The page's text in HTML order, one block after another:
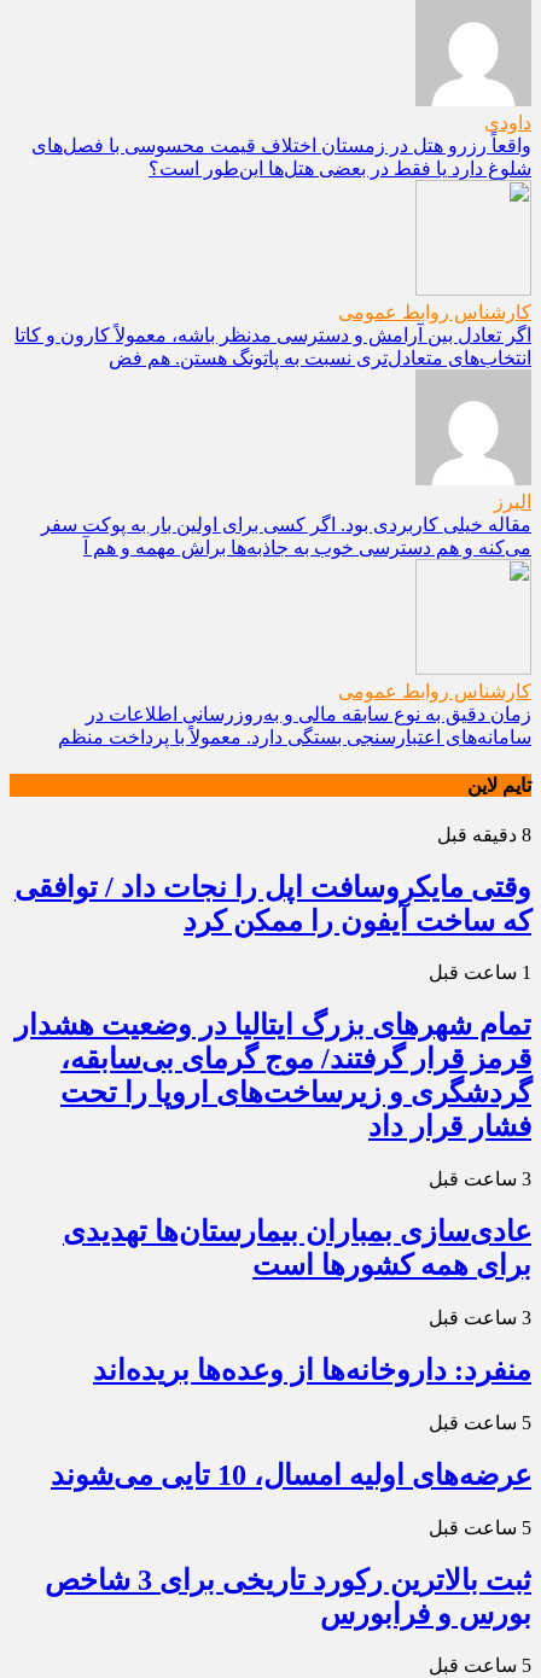
داودی
واقعاً رزرو هتل در زمستان اختلاف قیمت محسوسی با فصل‌های
شلوغ دارد یا فقط در بعضی هتل‌ها این‌طور است؟
کارشناس روابط عمومی
اگر تعادل بین آرامش و دسترسی مدنظر باشه، معمولاً کارون و کاتا
انتخاب‌های متعادل‌تری نسبت به پاتونگ هستن. هم فض
البرز
مقاله خیلی کاربردی بود. اگر کسی برای اولین بار به پوکت سفر
می‌کنه و هم دسترسی خوب به جاذبه‌ها براش مهمه و هم آ
کارشناس روابط عمومی
زمان دقیق به نوع سابقه مالی و به‌روزرسانی اطلاعات در
سامانه‌های اعتبارسنجی بستگی دارد. معمولاً با پرداخت منظم
تایم لاین
8 دقیقه قبل
وقتی مایکروسافت اپل را نجات داد / توافقی
که ساخت آیفون را ممکن کرد
1 ساعت قبل
تمام شهرهای بزرگ ایتالیا در وضعیت هشدار
قرمز قرار گرفتند/ موج گرمای بی‌سابقه،
گردشگری و زیرساخت‌های اروپا را تحت
فشار قرار داد
3 ساعت قبل
عادی‌سازی بمباران بیمارستان‌ها تهدیدی
برای همه کشورها است
3 ساعت قبل
منفرد: داروخانه‌ها از وعده‌ها بریده‌اند
5 ساعت قبل
عرضه‌های اولیه امسال، 10 تایی می‌شوند
5 ساعت قبل
ثبت بالاترین رکورد تاریخی برای 3 شاخص
بورس و فرابورس
5 ساعت قبل